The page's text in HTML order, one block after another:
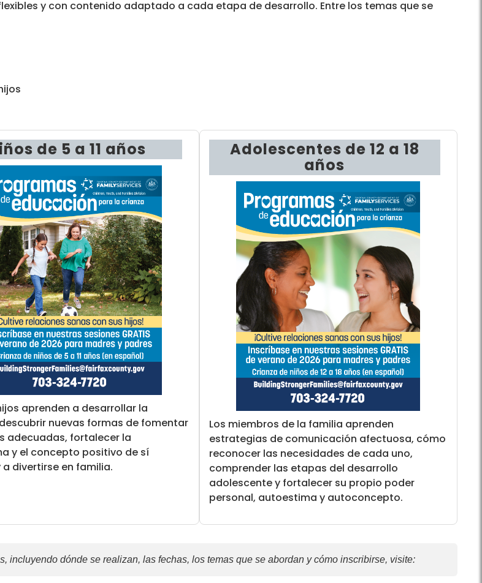
y con contenido adaptado a cada etapa de desarrollo. Entre los temas que se
de 5 a 11 años
aprenden a desarrollar la
nuevas formas de fomentar
adecuadas, fortalecer la
y el concepto positivo de sí
a divertirse en familia.
Adolescentes de 12 a 18
años
Los miembros de la familia aprenden
estrategias de comunicación afectuosa, cómo
reconocer las necesidades de cada uno,
comprender las etapas del desarrollo
adolescente y fortalecer su propio poder
personal, autoestima y autoconcepto.
incluyendo dónde se realizan, las fechas, los temas que se abordan y cómo inscribirse, visite: